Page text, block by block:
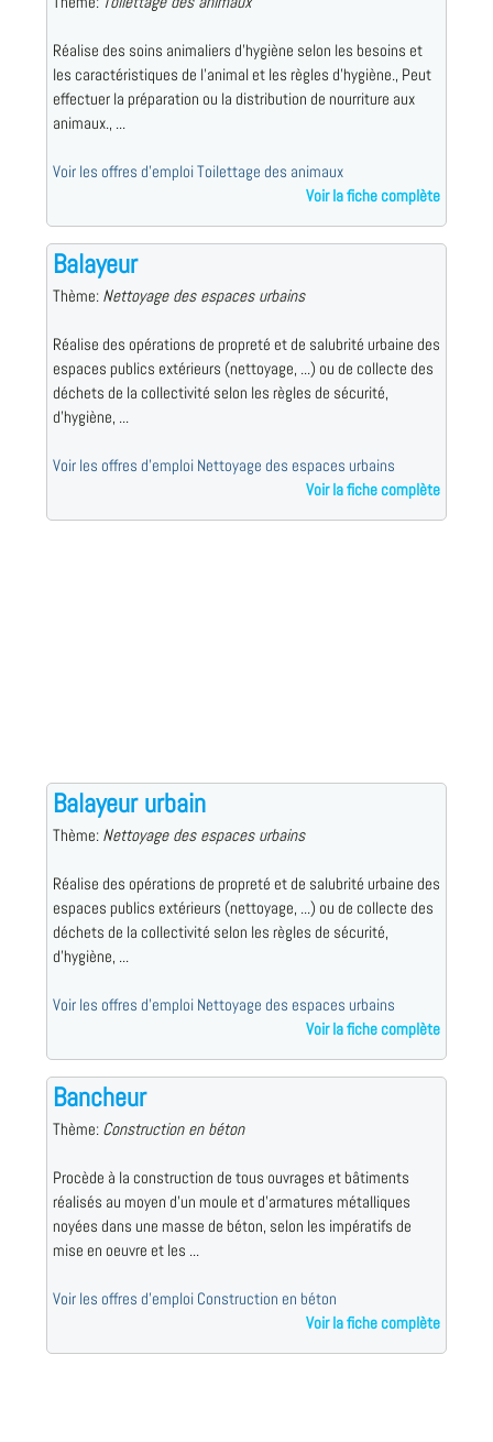
Réalise des soins animaliers d'hygiène selon les besoins et
les caractéristiques de l'animal et les règles d'hygiène., Peut
effectuer la préparation ou la distribution de nourriture aux
animaux., ...
Voir les offres d'emploi Toilettage des animaux
Voir la fiche complète
Balayeur
Thème: Nettoyage des espaces urbains
Réalise des opérations de propreté et de salubrité urbaine des
espaces publics extérieurs (nettoyage, ...) ou de collecte des
déchets de la collectivité selon les règles de sécurité,
d'hygiène, ...
Voir les offres d'emploi Nettoyage des espaces urbains
Voir la fiche complète
Balayeur urbain
Thème: Nettoyage des espaces urbains
Réalise des opérations de propreté et de salubrité urbaine des
espaces publics extérieurs (nettoyage, ...) ou de collecte des
déchets de la collectivité selon les règles de sécurité,
d'hygiène, ...
Voir les offres d'emploi Nettoyage des espaces urbains
Voir la fiche complète
Bancheur
Thème: Construction en béton
Procède à la construction de tous ouvrages et bâtiments
réalisés au moyen d'un moule et d'armatures métalliques
noyées dans une masse de béton, selon les impératifs de
mise en oeuvre et les ...
Voir les offres d'emploi Construction en béton
Voir la fiche complète